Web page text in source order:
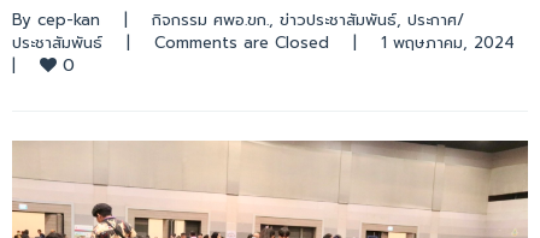
By cep-kan | กิจกรรม ศพอ.ขก., ข่าวประชาสัมพันธ์, ประกาศ/
ประชาสัมพันธ์
| Comments are Closed |
|
0